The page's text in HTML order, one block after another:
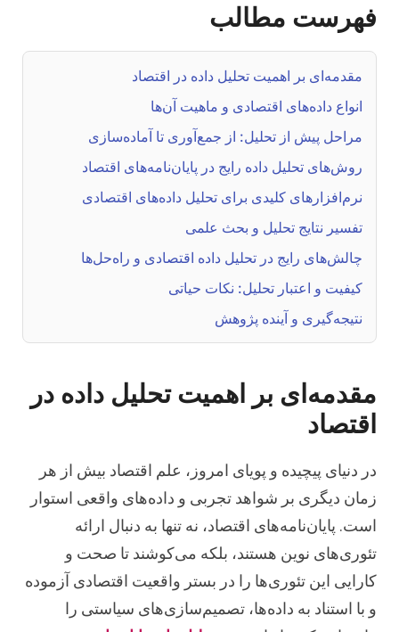
فهرست مطالب
مقدمه‌ای بر اهمیت تحلیل داده در اقتصاد
انواع داده‌های اقتصادی و ماهیت آن‌ها
مراحل پیش از تحلیل: از جمع‌آوری تا آماده‌سازی
روش‌های تحلیل داده رایج در پایان‌نامه‌های اقتصاد
نرم‌افزارهای کلیدی برای تحلیل داده‌های اقتصادی
تفسیر نتایج تحلیل و بحث علمی
چالش‌های رایج در تحلیل داده اقتصادی و راه‌حل‌ها
کیفیت و اعتبار تحلیل: نکات حیاتی
نتیجه‌گیری و آینده پژوهش
مقدمه‌ای بر اهمیت تحلیل داده در
اقتصاد
در دنیای پیچیده و پویای امروز، علم اقتصاد بیش از هر
زمان دیگری بر شواهد تجربی و داده‌های واقعی استوار
است. پایان‌نامه‌های اقتصاد، نه تنها به دنبال ارائه
تئوری‌های نوین هستند، بلکه می‌کوشند تا صحت و
کارایی این تئوری‌ها را در بستر واقعیت اقتصادی آزموده
و با استناد به داده‌ها، تصمیم‌سازی‌های سیاستی را